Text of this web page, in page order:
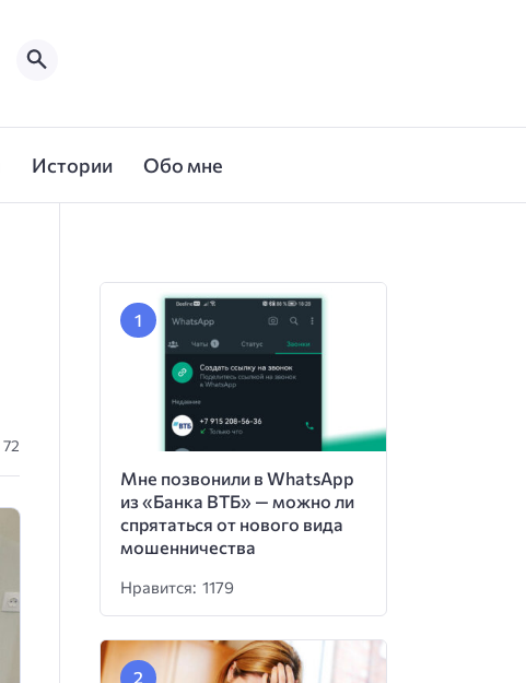
Истории Обо мне
72
Мне позвонили в WhatsApp
из «Банка ВТБ» — можно ли
спрятаться от нового вида
мошенничества
Нравится: 1179